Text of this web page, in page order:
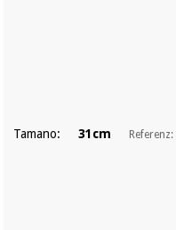
Tamano: 31cm Referenz: